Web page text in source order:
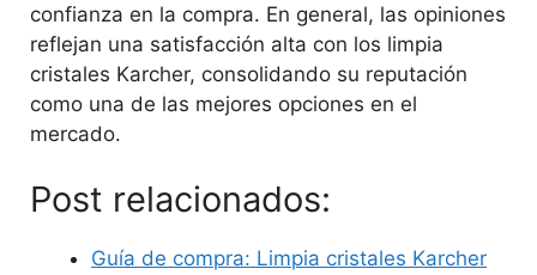
confianza en la compra. En general, las opiniones
reflejan una satisfacción alta con los limpia
cristales Karcher, consolidando su reputación
como una de las mejores opciones en el
mercado.
Post relacionados:
Guía de compra: Limpia cristales Karcher